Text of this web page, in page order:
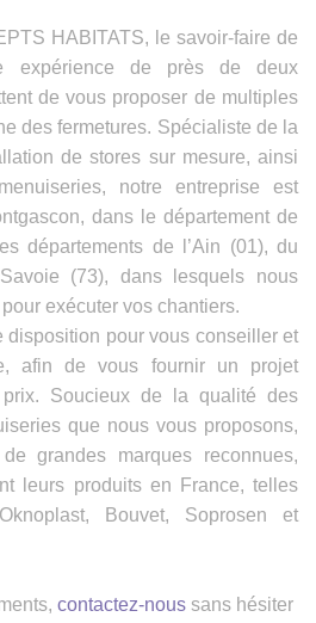
HABITATS, le savoir-faire de
expérience de près de deux
de vous proposer de multiples
des fermetures. Spécialiste de la
de stores sur mesure, ainsi
notre entreprise est
dans le département de
départements de l’Ain (01), du
(73), dans lesquels nous
exécuter vos chantiers.
disposition pour vous conseiller et
afin de vous fournir un projet
Soucieux de la qualité des
que nous vous proposons,
grandes marques reconnues,
leurs produits en France, telles
Bouvet, Soprosen et
contactez-nous sans hésiter